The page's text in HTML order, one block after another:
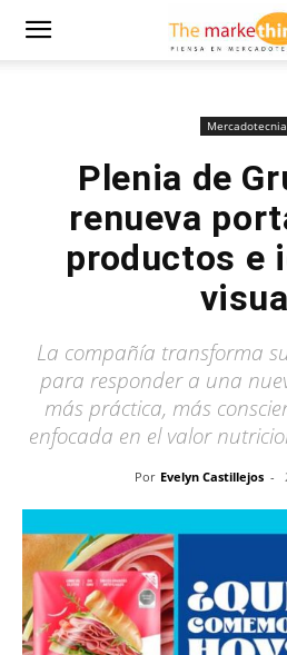
Mercadotecnia
Plenia de
renueva
productos e
La compañía transforma
para responder a una
más práctica, más
enfocada en el valor
Por Evelyn Castillejos -